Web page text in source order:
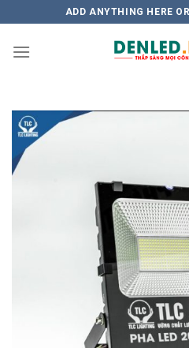
to
content
ADD ANYTHING HERE